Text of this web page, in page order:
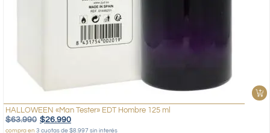
HALLOWEEN «Man Tester» EDT Hombre 125 ml
$63.990 $26.990
compra en 3 cuotas de $8.997 sin interés